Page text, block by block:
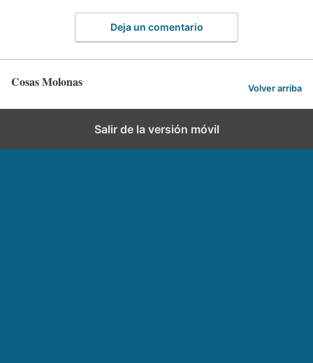
Deja un comentario
Cosas Molonas Volver arriba
Salir de la versión móvil